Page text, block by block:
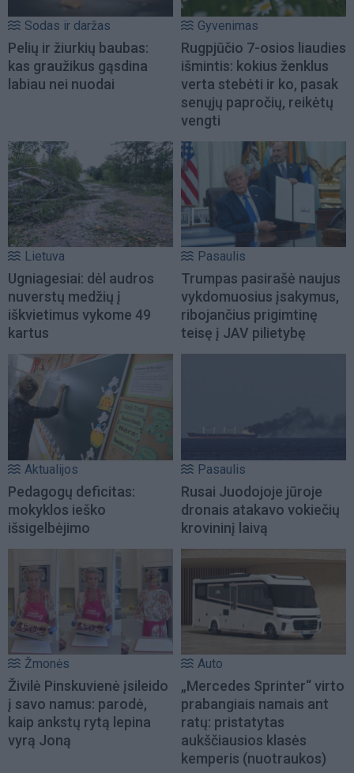
Sodas ir daržas
Pelių ir žiurkių baubas:
kas graužikus gąsdina
labiau nei nuodai
Gyvenimas
Rugpjūčio 7-osios liaudies
išmintis: kokius ženklus
verta stebėti ir ko, pasak
senųjų papročių, reikėtų
vengti
Lietuva
Ugniagesiai: dėl audros
nuverstų medžių į
iškvietimus vykome 49
kartus
Pasaulis
Trumpas pasirašė naujus
vykdomuosius įsakymus,
ribojančius prigimtinę
teisę į JAV pilietybę
Aktualijos
Pedagogų deficitas:
mokyklos ieško
išsigelbėjimo
Pasaulis
Rusai Juodojoje jūroje
dronais atakavo vokiečių
krovininį laivą
Žmonės
Živilė Pinskuvienė įsileido
į savo namus: parodė,
kaip ankstų rytą lepina
vyrą Joną
Auto
„Mercedes Sprinter“ virto
prabangiais namais ant
ratų: pristatytas
aukščiausios klasės
kemperis (nuotraukos)